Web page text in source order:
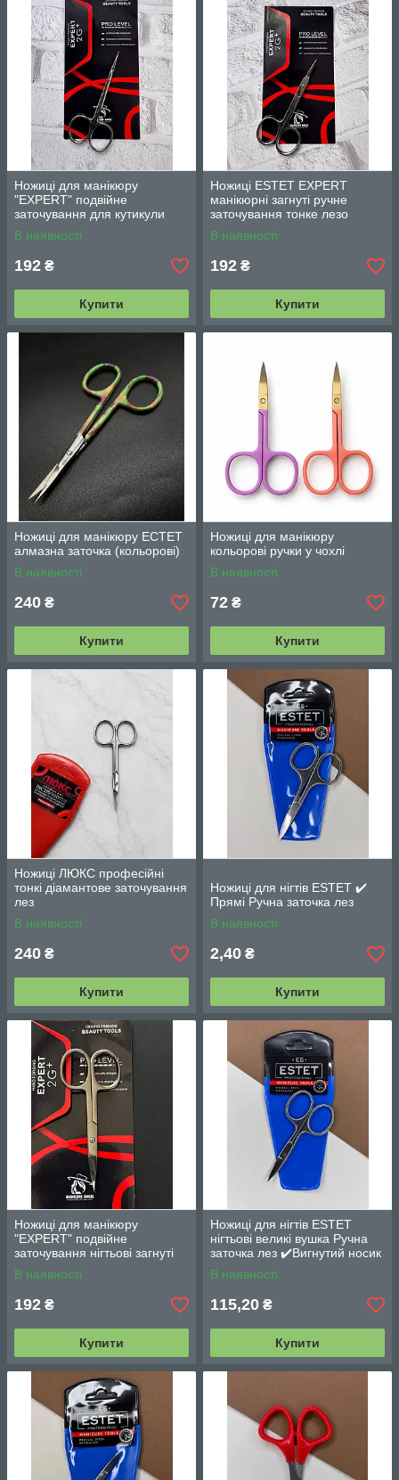
Ножиці для манікюру
"EXPERT" подвійне
заточування для кутикули
подовжені леза
В наявності
192 ₴
Купити
Ножиці ESTET EXPERT
манікюрні загнуті ручне
заточування тонке лезо
В наявності
192 ₴
Купити
Ножиці для манікюру ЕСТЕТ
алмазна заточка (кольорові)
В наявності
240 ₴
Купити
Ножиці для манікюру
кольорові ручки у чохлі
В наявності
72 ₴
Купити
Ножиці ЛЮКС професійні
тонкі діамантове заточування
лез
В наявності
240 ₴
Купити
Ножиці для нігтів ESTET ✔️
Прямі Ручна заточка лез
В наявності
2,40 ₴
Купити
Ножиці для манікюру
"EXPERT" подвійне
заточування нігтьові загнуті
В наявності
192 ₴
Купити
Ножиці для нігтів ESTET
нігтьові великі вушка Ручна
заточка лез ✔️Вигнутий носик
В наявності
115,20 ₴
Купити